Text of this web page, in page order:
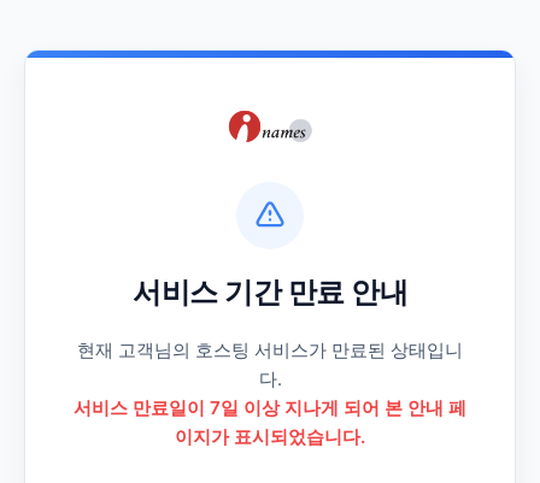
서비스 기간 만료 안내
현재 고객님의 호스팅 서비스가 만료된 상태입니
다.
서비스 만료일이 7일 이상 지나게 되어 본 안내 페
이지가 표시되었습니다.